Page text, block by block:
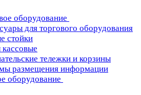
оборудование
для торгового оборудования
стойки
тележки и корзины
размещения информации
оборудование